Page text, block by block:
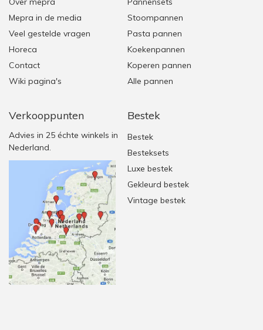
Mepra in de media
Veel gestelde vragen
Horeca
Contact
Wiki pagina's
Verkooppunten
Advies in 25 échte winkels in
Nederland.
Stoompannen
Pasta pannen
Koekenpannen
Koperen pannen
Alle pannen
Bestek
Bestek
Besteksets
Luxe bestek
Gekleurd bestek
Vintage bestek